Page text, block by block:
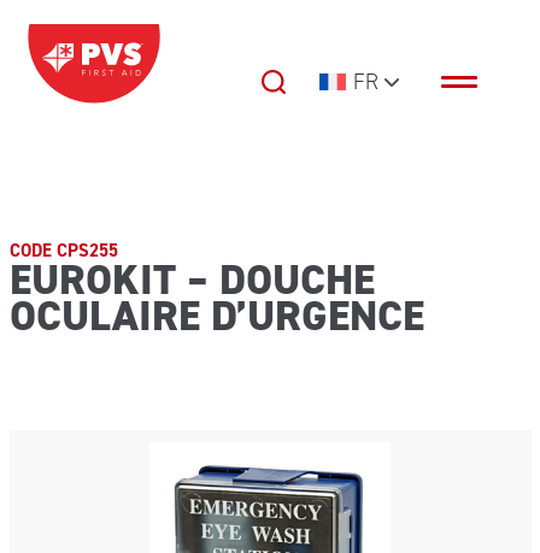
Passer au contenu
Navigation principale FR
CODE CPS255
EUROKIT – DOUCHE
OCULAIRE D’URGENCE